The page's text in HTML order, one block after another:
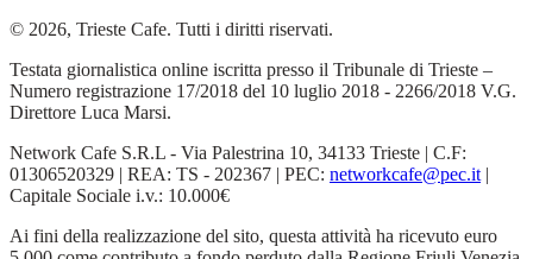
© 2026, Trieste Cafe. Tutti i diritti riservati.
Testata giornalistica online iscritta presso il Tribunale di Trieste –
Numero registrazione 17/2018 del 10 luglio 2018 - 2266/2018 V.G.
Direttore Luca Marsi.
Network Cafe S.R.L - Via Palestrina 10, 34133 Trieste | C.F:
01306520329 | REA: TS - 202367 | PEC: networkcafe@pec.it |
Capitale Sociale i.v.: 10.000€
Ai fini della realizzazione del sito, questa attività ha ricevuto euro